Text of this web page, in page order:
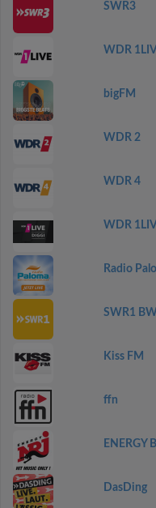
SWR3
WDR
bigFM
WDR 2
WDR 4
WDR
Radio
SWR1 BW
Kiss FM
ffn
ENERGY
DasDing